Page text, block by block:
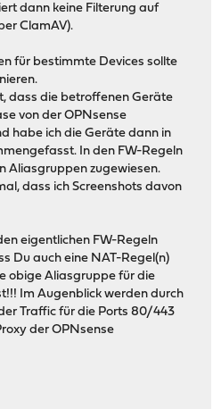
dann keine Filterung auf
ClamAV).
für bestimmte Devices sollte
dass die betroffenen Geräte
von der OPNsense
habe ich die Geräte dann in
In den FW-Regeln
Aliasgruppen zugewiesen.
dass ich Screenshots davon
eigentlichen FW-Regeln
Du auch eine NAT-Regel(n)
obige Aliasgruppe für die
Im Augenblick werden durch
Traffic für die Ports 80/443
der OPNsense